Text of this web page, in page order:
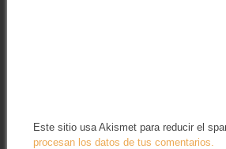
Este sitio usa Akismet para reducir el
procesan los datos de tus comentarios.